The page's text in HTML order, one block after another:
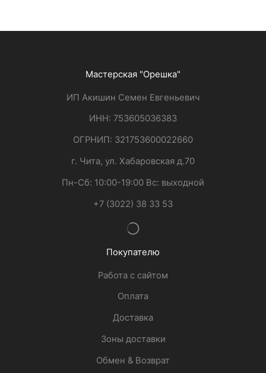
Мастерская "Орешка"
ИП Акишин Семен Евгеньевич
ИНН: 753605036383
ОГРНИП: 321753600022660
г. Чита, ул. Хабаровская д.70
Пн-Сб: 10:00-19:00 Вс: выходной
+7 (3022) 38 33 53
Покупателю
Работа с сайтом
Оплата
Доставка
Зоны доставки
Обмен & Возврат